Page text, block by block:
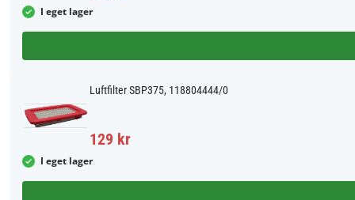
I eget lager
Luftfilter SBP375, 118804444/0
129 kr
I eget lager